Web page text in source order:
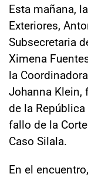
Esta mañana,
Exteriores,
Subsecretaria
Ximena
la
Johanna Klein,
de la
fallo de la
Caso Silala.
En el